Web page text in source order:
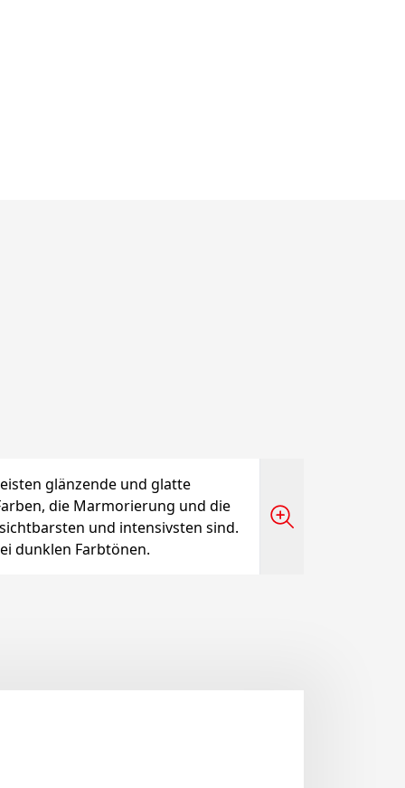
glänzende und glatte
die Marmorierung und die
und intensivsten sind.
dunklen Farbtönen.